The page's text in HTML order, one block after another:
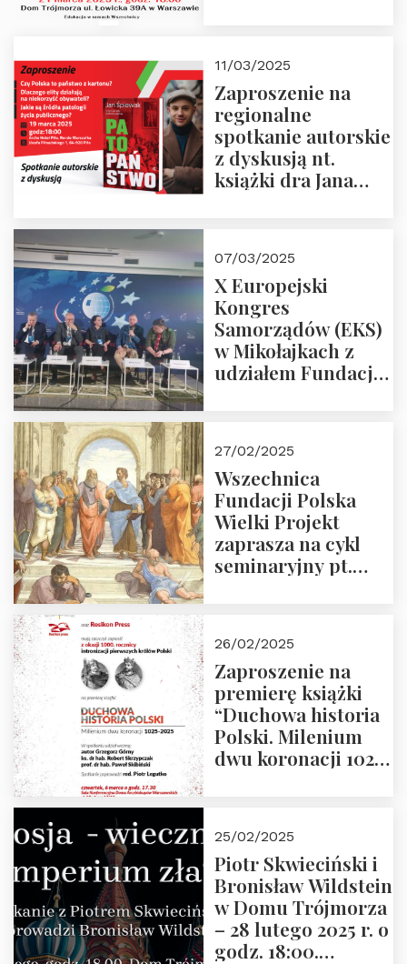
i prof.
Krasnodębski
11/03/2025
Zaproszenie na
regionalne
spotkanie autorskie
z dyskusją nt.
książki dra Jana
07/03/2025
X Europejski
Kongres
Samorządów (EKS)
w Mikołajkach z
udziałem Fundacji
27/02/2025
Wszechnica
Fundacji Polska
Wielki Projekt
zaprasza na cykl
seminaryjny pt.
26/02/2025
Zaproszenie na
premierę książki
“Duchowa historia
Polski. Milenium
dwu koronacji 1025-
2025 r. godz. 17:30,
DAW ul. Miodowa
17/19
25/02/2025
Piotr Skwieciński i
Bronisław Wildstein
w Domu Trójmorza
– 28 lutego 2025 r. o
godz. 18:00.